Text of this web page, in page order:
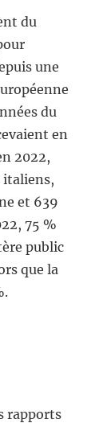
du
une
du
en
2022,
italiens,
et 639
75 %
public
que la
rapports